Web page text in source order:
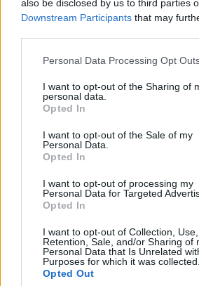
also be disclosed by us to third parties
Downstream Participants that may
Please note that this website/app uses
not limited to your visit or usage
grant or deny consent to Google and its
use your data for below specified
consent section.
Personal Data Processing Opt
I want to opt-out of the Sharing of
personal data.
Opted In
I want to opt-out of the Sale of my
Personal Data.
Opted In
I want to opt-out of processing my
Personal Data for Targeted
Opted In
I want to opt-out of Collection, Use,
Retention, Sale, and/or Sharing of
Personal Data that Is Unrelated
Purposes for which it was collected.
Opted Out
Το EX60 επαναπροσδιορίζει την
μετατρέπουν το «άγχος της
αυτονομία, ενώ λειτουργεί με βάση
προσδιορίζονται από το λογισμικό.
του EX60,με δυνατότητα
Νοημοσύνης βασίζεται σε κεντρικό